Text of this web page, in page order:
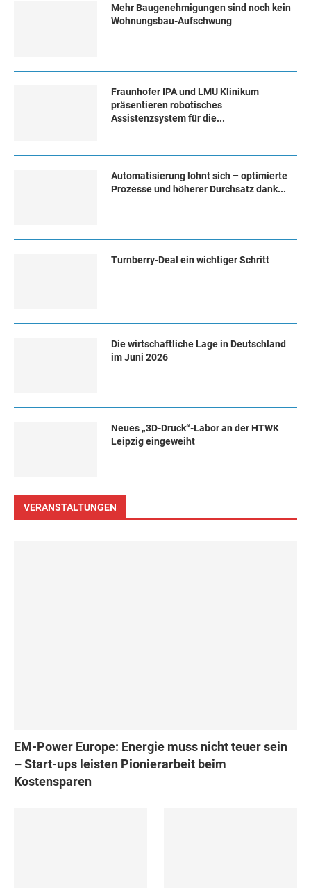
Mehr Baugenehmigungen sind noch kein
Wohnungsbau-Aufschwung
Fraunhofer IPA und LMU Klinikum
präsentieren robotisches
Assistenzsystem für die...
Automatisierung lohnt sich – optimierte
Prozesse und höherer Durchsatz dank...
Turn­ber­ry-Deal ein wich­ti­ger Schritt
Die wirtschaftliche Lage in Deutschland
im Juni 2026
Neues „3D-Druck“-Labor an der HTWK
Leipzig eingeweiht
VERANSTALTUNGEN
EM-Power Europe: Energie muss nicht teuer sein
– Start-ups leisten Pionierarbeit beim
Kostensparen